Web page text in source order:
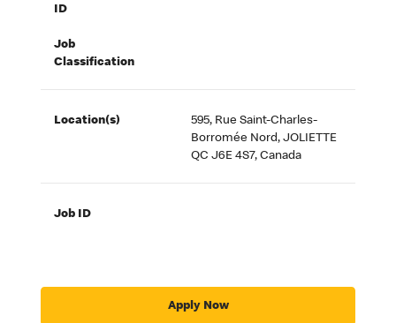
ID
Job
Classification
Location(s)
595, Rue Saint-Charles-
Borromée Nord, JOLIETTE
QC J6E 4S7, Canada
Job ID
Apply Now